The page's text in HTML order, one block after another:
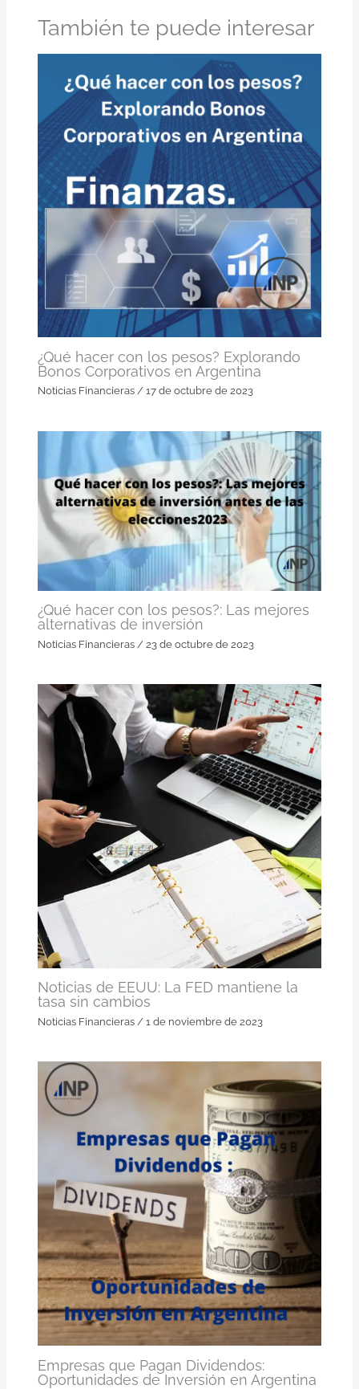
También te puede interesar
¿Qué hacer con los pesos? Explorando
Bonos Corporativos en Argentina
Noticias Financieras /17 de octubre de 2023
¿Qué hacer con los pesos?: Las mejores
alternativas de inversión
Noticias Financieras / 23 de octubre de 2023
Noticias de EEUU: La FED mantiene la
tasa sin cambios
Noticias Financieras /1 de noviembre de 2023
Empresas que Pagan Dividendos:
Oportunidades de Inversión en Argentina